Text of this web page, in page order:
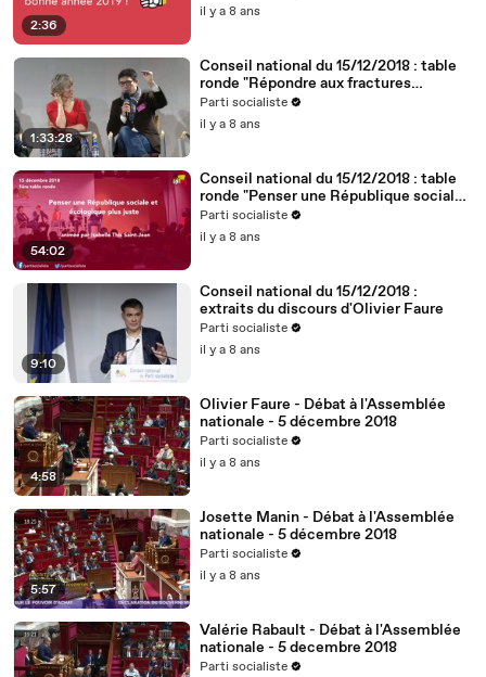
2:36
il y a 8 ans
1:33:28
Conseil national du 15/12/2018 : table
ronde "Répondre aux fractures
territoriales, républicaines et
démocratiques"
Parti socialiste
il y a 8 ans
54:02
Conseil national du 15/12/2018 : table
ronde "Penser une République sociale
et écologique plus juste"
Parti socialiste
il y a 8 ans
9:10
Conseil national du 15/12/2018 :
extraits du discours d'Olivier Faure
Parti socialiste
il y a 8 ans
4:58
Olivier Faure - Débat à l'Assemblée
nationale - 5 décembre 2018
Parti socialiste
il y a 8 ans
5:57
Josette Manin - Débat à l'Assemblée
nationale - 5 décembre 2018
Parti socialiste
il y a 8 ans
Valérie Rabault - Débat à l'Assemblée
nationale - 5 decembre 2018
Parti socialiste